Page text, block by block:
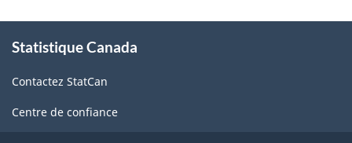
propos
ce
site
Statistique Canada
Contactez StatCan
Centre de confiance